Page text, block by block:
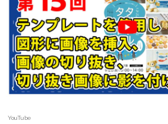
YouTube